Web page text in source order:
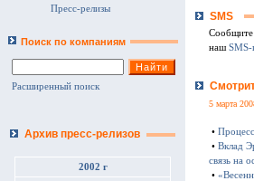
Пресс-релизы
Поиск по компаниям
Расширенный поиск
Архив пресс-релизов
2002 г
SMS
Сообщите
наш SMS-
5 марта
•
• Вклад
связь на
•